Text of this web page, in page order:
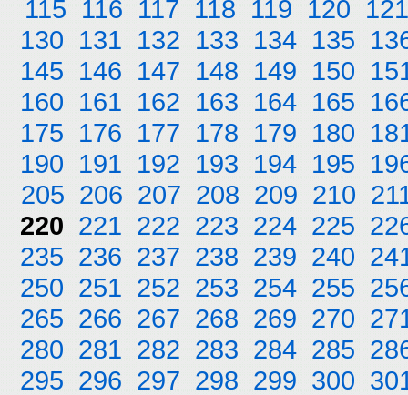
115 116 117 118 119 120 121
130 131 132 133 134 135
145 146 147 148 149 150
160 161 162 163 164 165
175 176 177 178 179 180
190 191 192 193 194 195
205 206 207 208 209 210
220 221 222 223 224 225
235 236 237 238 239 240
250 251 252 253 254 255
265 266 267 268 269 270
280 281 282 283 284 285
295 296 297 298 299 300